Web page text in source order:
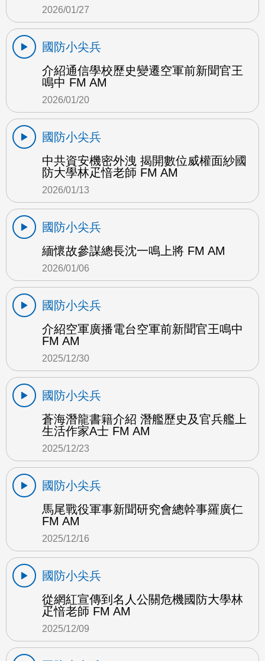
2026/01/27
國防小尖兵
介紹通信學校歷史變遷空軍前新聞官王
鳴中 FM AM
2026/01/20
國防小尖兵
中共資安機密外洩 揭開數位威權面紗國
防大學林疋愔老師 FM AM
2026/01/13
國防小尖兵
緬懷故參謀總長沈一鳴上將 FM AM
2026/01/06
國防小尖兵
介紹空軍廣播電台空軍前新聞官王鳴中
FM AM
2025/12/30
國防小尖兵
蒼海潛龍書籍介紹 潛艦歷史及官兵艦上
生活作家A士 FM AM
2025/12/23
國防小尖兵
馬尾戰役軍事新聞研究會總幹事羅廣仁
FM AM
2025/12/16
國防小尖兵
從網紅宣傳到名人公關危機國防大學林
疋愔老師 FM AM
2025/12/09